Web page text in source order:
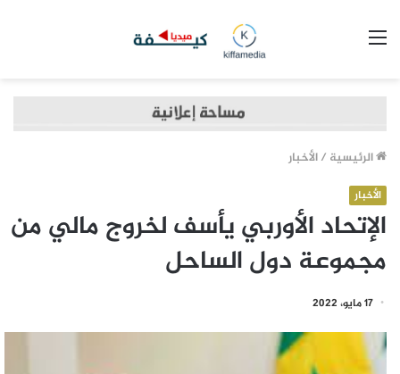
الرئيسية /الأخبار
الأخبار
الإتحاد الأوربي يأسف لخروج مالي من
مجموعة دول الساحل
17 مايو، 2022